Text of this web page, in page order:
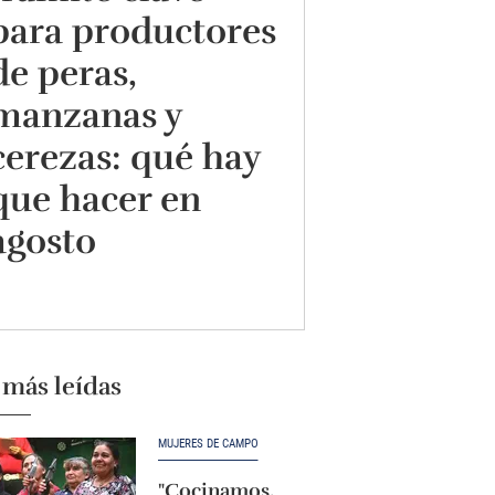
productores
peras,
y
qué hay
hacer en
leídas
MUJERES DE CAMPO